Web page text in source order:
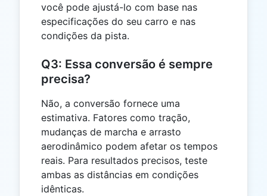
você pode ajustá-lo com base nas
especificações do seu carro e nas
condições da pista.
Q3: Essa conversão é sempre
precisa?
Não, a conversão fornece uma
estimativa. Fatores como tração,
mudanças de marcha e arrasto
aerodinâmico podem afetar os tempos
reais. Para resultados precisos, teste
ambas as distâncias em condições
idênticas.